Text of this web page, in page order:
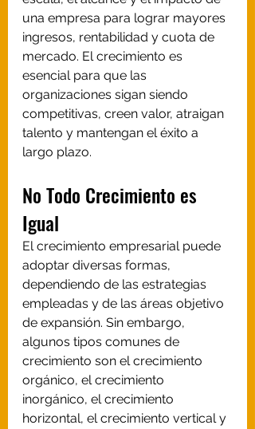
una empresa para lograr mayores
ingresos, rentabilidad y cuota de
mercado. El crecimiento es
esencial para que las
organizaciones sigan siendo
competitivas, creen valor, atraigan
talento y mantengan el éxito a
largo plazo.
No Todo Crecimiento es
Igual
El crecimiento empresarial puede
adoptar diversas formas,
dependiendo de las estrategias
empleadas y de las áreas objetivo
de expansión. Sin embargo,
algunos tipos comunes de
crecimiento son el crecimiento
orgánico, el crecimiento
inorgánico, el crecimiento
horizontal, el crecimiento vertical y